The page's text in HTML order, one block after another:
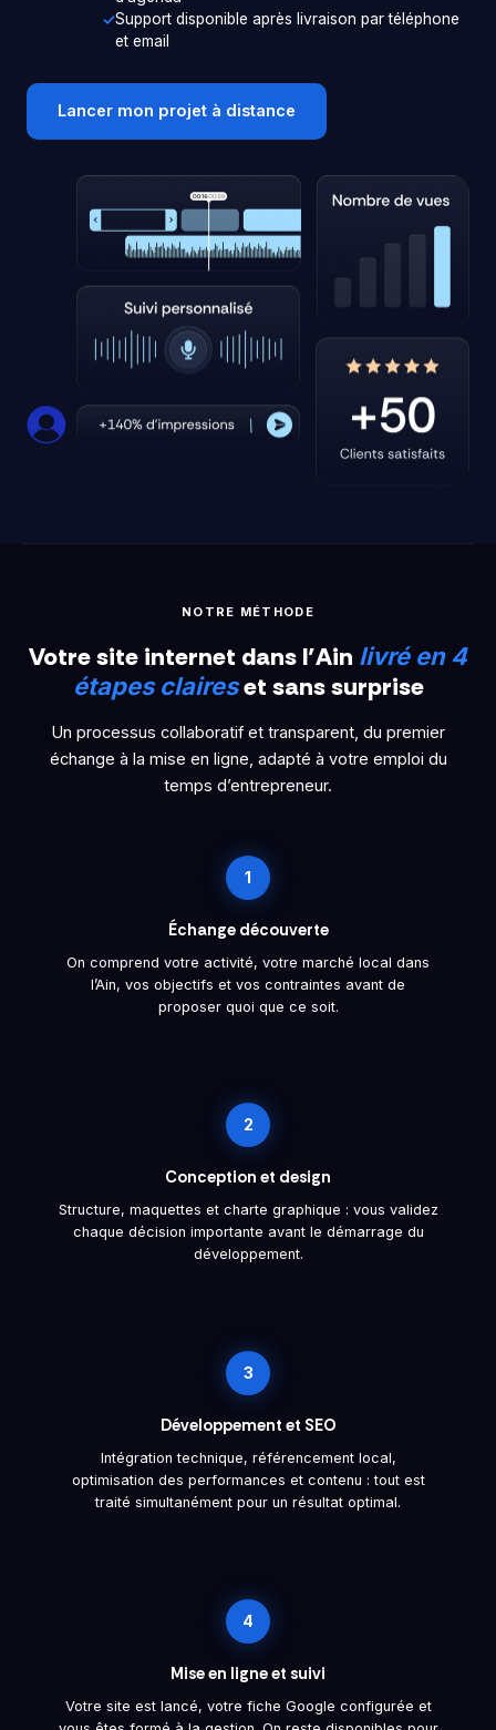
Support disponible après livraison par téléphone
et email
Lancer mon projet à distance
NOTRE MÉTHODE
Votre site internet dans l’Ain livré en 4
étapes claireset sans surprise
Un processus collaboratif et transparent, du premier
échange à la mise en ligne, adapté à votre emploi du
temps d’entrepreneur.
1
Échange découverte
On comprend votre activité, votre marché local dans
l’Ain, vos objectifs et vos contraintes avant de
proposer quoi que ce soit.
2
Conception et design
Structure, maquettes et charte graphique : vous validez
chaque décision importante avant le démarrage du
développement.
3
Développement et SEO
Intégration technique, référencement local,
optimisation des performances et contenu : tout est
traité simultanément pour un résultat optimal.
4
Mise en ligne et suivi
Votre site est lancé, votre fiche Google configurée et